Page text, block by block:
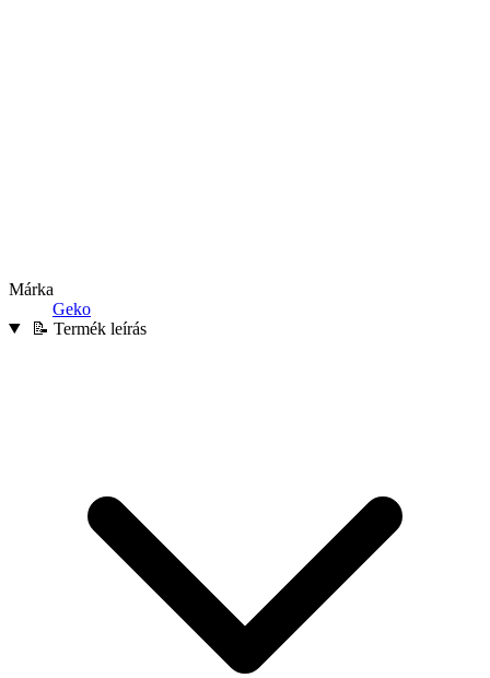
Márka
Geko
📝 Termék leírás